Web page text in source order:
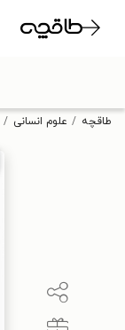
طاقچه علوم انسانی